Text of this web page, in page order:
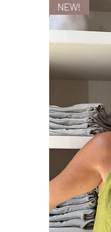
NEW!